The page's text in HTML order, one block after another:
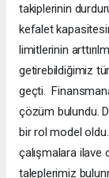
takiplerinin
kefalet
limitlerinin
getirebildiğimiz
geçti.
çözüm bulundu.
bir rol model
çalışmalara ilave
taleplerimiz